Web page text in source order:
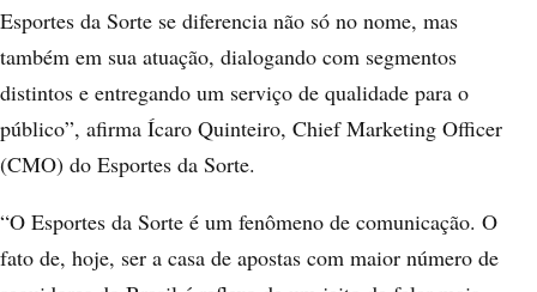
Esportes da Sorte se diferencia não só no nome, mas
também em sua atuação, dialogando com segmentos
distintos e entregando um serviço de qualidade para o
público”, afirma Ícaro Quinteiro, Chief Marketing Officer
(CMO) do Esportes da Sorte.
“O Esportes da Sorte é um fenômeno de comunicação. O
fato de, hoje, ser a casa de apostas com maior número de